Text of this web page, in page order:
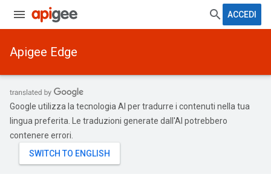
ACCEDI
Apigee Edge
Google utilizza la tecnologia AI per tradurre i contenuti nella tua
lingua preferita. Le traduzioni generate dall'AI potrebbero
contenere errori.